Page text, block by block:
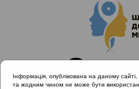
Інформація, опублікована на даному
та жодним чином не може бути